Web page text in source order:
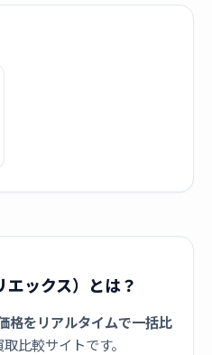
エックス）とは？
格をリアルタイムで一括比
比較サイトです。